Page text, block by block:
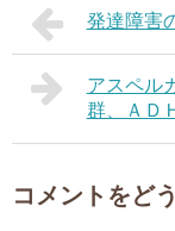
発達障害
アスペル
群、ＡＤ
コメントをど